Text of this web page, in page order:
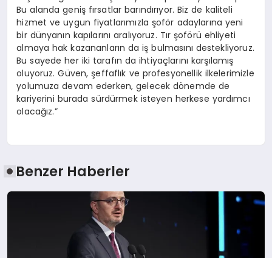
Bu alanda geniş fırsatlar barındırıyor. Biz de kaliteli
hizmet ve uygun fiyatlarımızla şoför adaylarına yeni
bir dünyanın kapılarını aralıyoruz. Tır şoförü ehliyeti
almaya hak kazananların da iş bulmasını destekliyoruz.
Bu sayede her iki tarafın da ihtiyaçlarını karşılamış
oluyoruz. Güven, şeffaflık ve profesyonellik ilkelerimizle
yolumuza devam ederken, gelecek dönemde de
kariyerini burada sürdürmek isteyen herkese yardımcı
olacağız.”
Benzer Haberler